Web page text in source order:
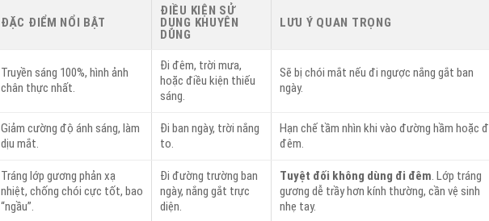
ĐẶC ĐIỂM NỔI BẬT
ĐIỀU KIỆN SỬ
DỤNG KHUYÊN
DÙNG
LƯU Ý QUAN TRỌNG
Truyền sáng 100%, hình ảnh
chân thực nhất.
Đi đêm, trời mưa,
hoặc điều kiện thiếu
sáng.
Sẽ bị chói mắt nếu đi ngược nắng gắt ban
ngày.
Giảm cường độ ánh sáng, làm
dịu mắt.
Đi ban ngày, trời nắng
to.
Hạn chế tầm nhìn khi vào đường hầm hoặc
đêm.
Tráng lớp gương phản xạ
nhiệt, chống chói cực tốt, bao
“ngầu”.
Đi đường trường ban
ngày, nắng gắt trực
diện.
Tuyệt đối không dùng đi đêm . Lớp tráng
gương dễ trầy hơn kính thường, cần vệ sinh
nhẹ tay.